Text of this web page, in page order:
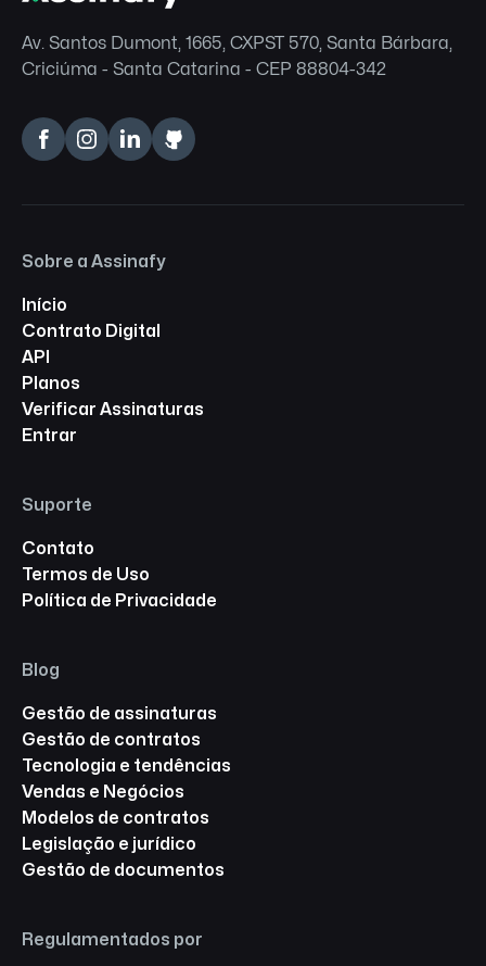
Av. Santos Dumont, 1665, CXPST 570, Santa Bárbara,
Criciúma - Santa Catarina - CEP 88804-342
Sobre a Assinafy
Início
Contrato Digital
API
Planos
Verificar Assinaturas
Entrar
Suporte
Contato
Termos de Uso
Política de Privacidade
Blog
Gestão de assinaturas
Gestão de contratos
Tecnologia e tendências
Vendas e Negócios
Modelos de contratos
Legislação e jurídico
Gestão de documentos
Regulamentados por